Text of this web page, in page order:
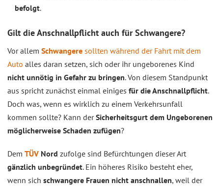
befolgt.
Gilt die Anschnallpflicht auch für Schwangere?
Vor allem Schwangere sollten während der Fahrt mit dem
Auto alles daran setzen, sich oder ihr ungeborenes Kind
nicht unnötig in Gefahr zu bringen. Von diesem Standpunkt
aus spricht zunächst einmal einiges für die Anschnallpflicht.
Doch was, wenn es wirklich zu einem Verkehrsunfall
kommen sollte? Kann derSicherheitsgurt dem Ungeborenen
möglicherweise Schaden zufügen?
Dem TÜV Nord zufolge sind Befürchtungen dieser Art
gänzlich unbegründet. Ein höheres Risiko besteht eher,
wenn sich schwangere Frauen nicht anschnallen, weil der